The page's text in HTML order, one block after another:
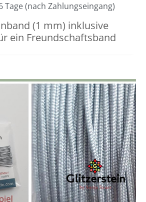
Tage (nach Zahlungseingang)
(1 mm) inklusive
ein Freundschaftsband